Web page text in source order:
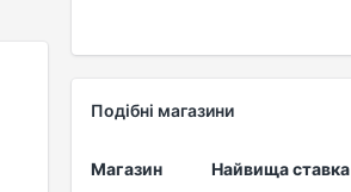
Подібні магазини
Магазин Найвища ставка